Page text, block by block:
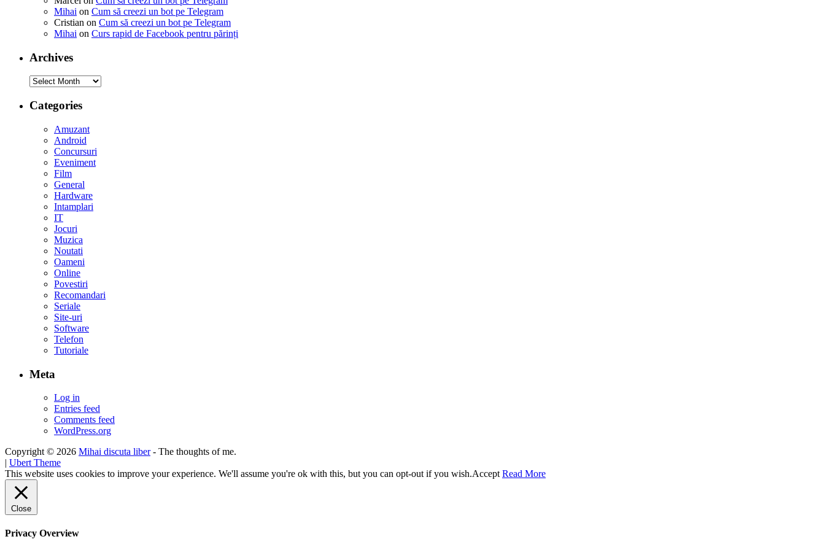
Mihai on Cum să creezi un bot pe Telegram
Cristian on Cum să creezi un bot pe Telegram
Mihai on Curs rapid de Facebook pentru părinți
Archives
Archives
Categories
Amuzant
Android
Concursuri
Eveniment
Film
General
Hardware
Intamplari
IT
Jocuri
Muzica
Noutati
Oameni
Online
Povestiri
Recomandari
Seriale
Site-uri
Software
Telefon
Tutoriale
Meta
Log in
Entries feed
Comments feed
WordPress.org
Copyright © 2026 Mihai discuta liber- The thoughts of me.
| Ubert Theme
This website uses cookies to improve your experience. We'll assume you're ok with this, but you can opt-out if you wish.Accept Read More
Close
Privacy Overview